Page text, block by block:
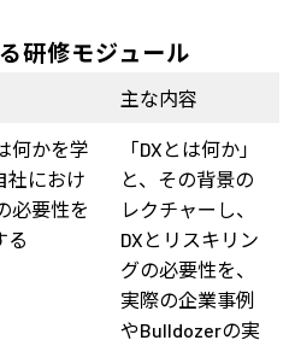
研修モジュール
主な内容
何かを学
社におけ
必要性を
る
「DXとは何か」
と、その背景の
レクチャーし、
DXとリスキリン
グの必要性を、
実際の企業事例
やBulldozerの実